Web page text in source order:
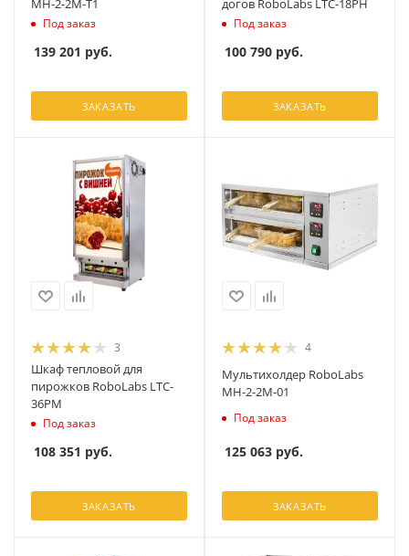
МН-2-2М-T1
Под заказ
139 201 руб.
ЗАКАЗАТЬ
догов RoboLabs LTC-18PH
Под заказ
100 790 руб.
ЗАКАЗАТЬ
3
Шкаф тепловой для
пирожков RoboLabs LTC-
36PM
Под заказ
108 351 руб.
ЗАКАЗАТЬ
4
Мультихолдер RoboLabs
МН-2-2М-01
Под заказ
125 063 руб.
ЗАКАЗАТЬ